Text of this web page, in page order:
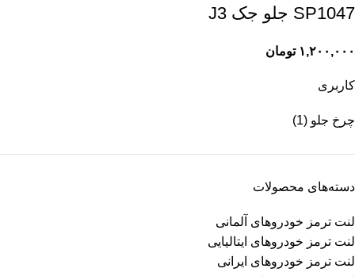
کاربری
چرخ جلو (1)
دسته‌های محصولات
لنت ترمز خودروهای آلمانی
لنت ترمز خودروهای ایتالیایی
لنت ترمز خودروهای ایرانی
SP1047 جلو جک J3
۱,۲۰۰,۰۰۰ تومان